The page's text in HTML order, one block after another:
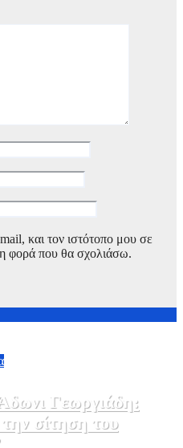
και τον ιστότοπο μου σε
φορά που θα σχολιάσω.
Γεωργιάδη:
σίτηση του